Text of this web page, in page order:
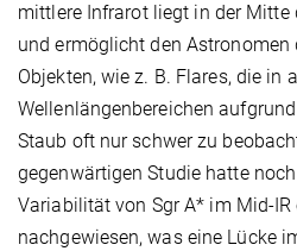
mittlere Infrarot liegt in der Mitte
und ermöglicht den Astronomen
Objekten, wie z. B. Flares, die in
Wellenlängenbereichen
Staub oft nur schwer zu
gegenwärtigen Studie hatte
Variabilität von Sgr A* im Mid-IR
nachgewiesen, was eine Lücke